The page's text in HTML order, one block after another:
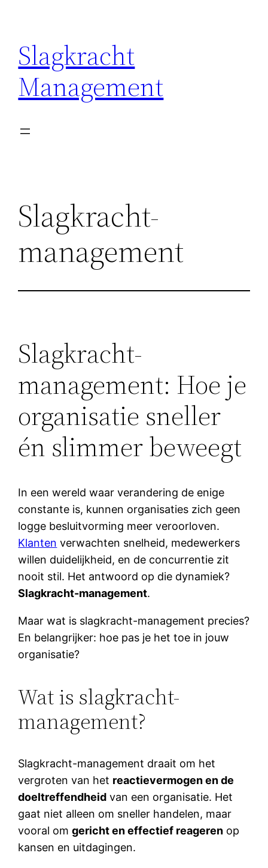
inhoud
Slagkracht
Management
Slagkracht-
management
Slagkracht-
management: Hoe je
organisatie sneller
én slimmer beweegt
In een wereld waar verandering de enige
constante is, kunnen organisaties zich geen
logge besluitvorming meer veroorloven.
Klanten verwachten snelheid, medewerkers
willen duidelijkheid, en de concurrentie zit
nooit stil. Het antwoord op die dynamiek?
Slagkracht-management.
Maar wat is slagkracht-management precies?
En belangrijker: hoe pas je het toe in jouw
organisatie?
Wat is slagkracht-
management?
Slagkracht-management draait om het
vergroten van het reactievermogen en de
doeltreffendheid van een organisatie. Het
gaat niet alleen om sneller handelen, maar
vooral omgericht en effectief reageren op
kansen en uitdagingen.